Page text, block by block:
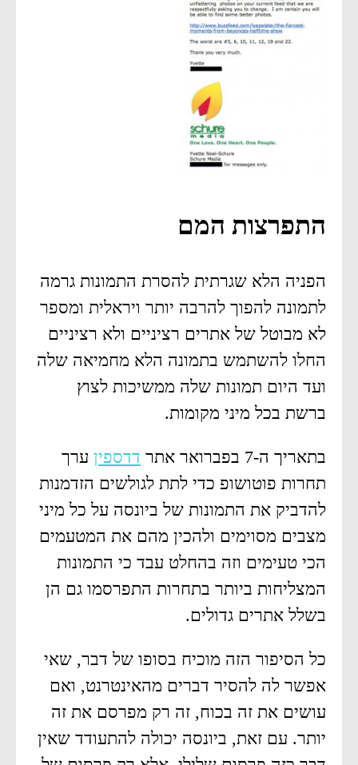
התפרצות המם
הפניה הלא שגרתית להסרת התמונות גרמה
לתמונה להפוך להרבה יותר ויראלית ומספר
לא מבוטל של אתרים רציניים ולא רציניים
החלו להשתמש בתמונה הלא מחמיאה שלה
ועד היום תמונות שלה ממשיכות לצוץ
ברשת בכל מיני מקומות.
בתאריך ה-7 בפברואר אתר דדספין ערך
תחרות פוטושופ כדי לתת לגולשים הזדמנות
להדביק את התמונות של ביונסה על כל מיני
מצבים מסוימים ולהכין מהם את המטעמים
הכי טעימים וזה בהחלט עבד כי התמונות
המצליחות ביותר בתחרות התפרסמו גם הן
בשלל אתרים גדולים.
כל הסיפור הזה מוכיח בסופו של דבר, שאי
אפשר לה להסיר דברים מהאינטרנט, ואם
עושים את זה בכוח, זה רק מפרסם את זה
יותר. עם זאת, ביונסה יכולה להתעודד שאין